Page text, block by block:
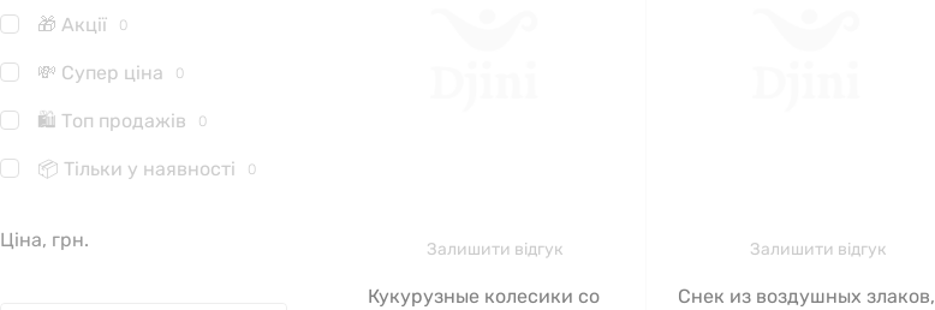
🎁 Акції 0
💸 Супер ціна 0
🛍 Топ продажів 0
📦 Тільки у наявності 0
Ціна, грн. Залишити відгук
Кукурузные колесики со
Залишити відгук
Снек из воздушных злаков,